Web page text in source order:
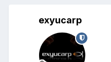
exyucarp